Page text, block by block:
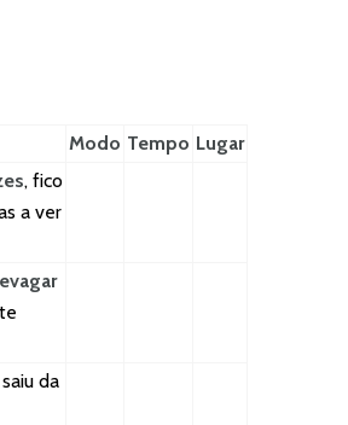
Modo Tempo Lugar
, fico
a ver
da